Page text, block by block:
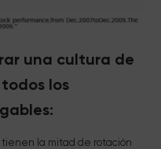
una cultura de
los
la mitad de rotación